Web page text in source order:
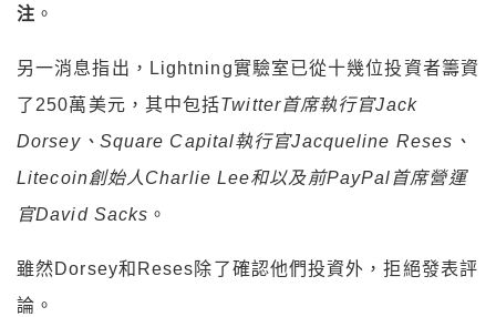
注 。
另一消息指出，Lightning實驗室已從十幾位投資者籌資
了250萬美元，其中包括Twitter首席執行官Jack
Dorsey、Square Capital執行官Jacqueline Reses、
Litecoin創始人Charlie Lee和以及前PayPal首席營運
官David Sacks 。
雖然Dorsey和Reses除了確認他們投資外，拒絕發表評
論。